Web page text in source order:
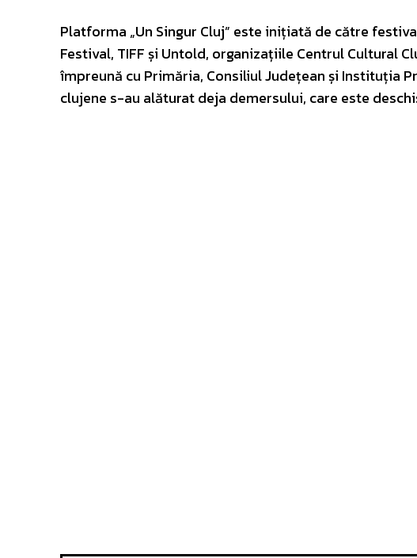
Platforma „Un Singur Cluj” este inițiată de către
Festival, TIFF și Untold, organizațiile Centrul Cultural
împreună cu Primăria, Consiliul Județean și Instituția
clujene s-au alăturat deja demersului, care este